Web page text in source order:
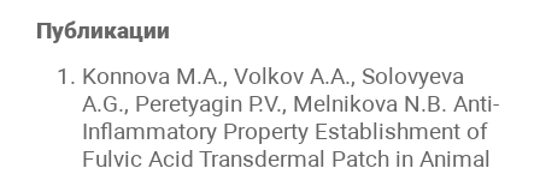
Публикации
Konnova M.A., Volkov A.A., Solovyeva
A.G., Peretyagin P.V., Melnikova N.B. Anti-
Inflammatory Property Establishment of
Fulvic Acid Transdermal Patch in Animal